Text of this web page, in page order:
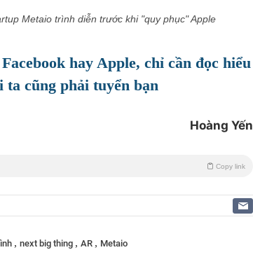
Metaio trình diễn trước khi "quy phục" Apple
hay Apple, chỉ cần đọc hiểu
ta cũng phải tuyển bạn
Hoàng Yến
Copy link
, next big thing , AR , Metaio